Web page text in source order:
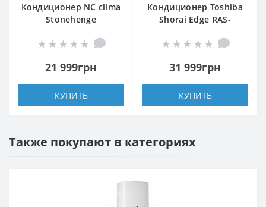
Кондиционер NC clima
Stonehenge
(внутренний блок)
21 999грн
КУПИТЬ
Кондиционер Toshiba
Shorai Edge RAS-
(внутренний блок)
31 999грн
КУПИТЬ
Также покупают в категориях